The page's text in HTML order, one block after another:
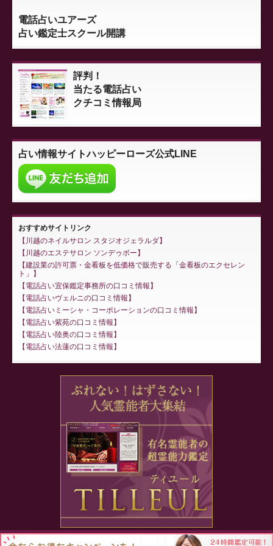
電話占いユアーズ
占い鑑定士スクール開講
評判！
当たる電話占い
クチコミ情報局
占い情報サイトハッピーローズ公式LINE
おすすめサイトリンク
川越のネイルサロン スタジオジェラルダ
川越のエステサロン ソンデゥボー
建設業の許可票・金看板を低価格で販売する「金看板のエクセレン
ト」
電話占い宜保鑑定事務所の口コミ情報
電話占いヴェルニの口コミ情報
電話占いミーシャ・コーポレーションの口コミ情報
電話占い紫苑の口コミ情報
電話占い陸奥の口コミ情報
電話占い法蓮の口コミ情報